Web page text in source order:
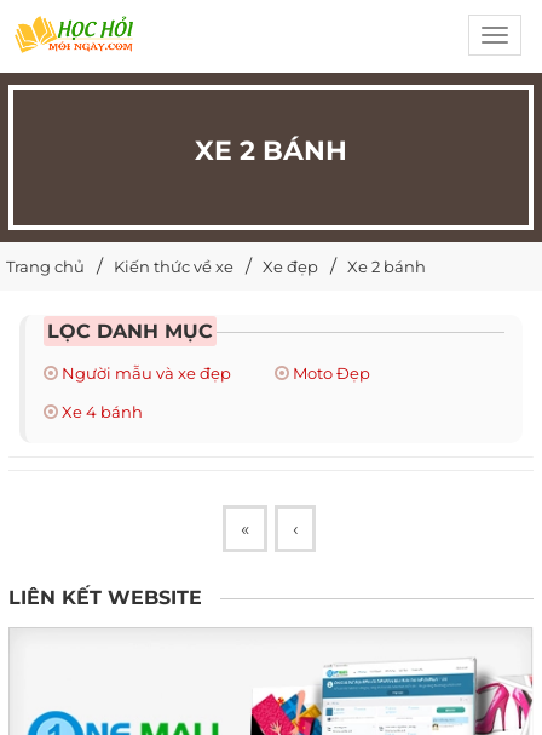
XE 2 BÁNH
Trang chủ Kiến thức về xe Xe đẹp Xe 2 bánh
LỌC DANH MỤC
Người mẫu và xe đẹp
Moto Đẹp
Xe 4 bánh
« ‹
LIÊN KẾT WEBSITE